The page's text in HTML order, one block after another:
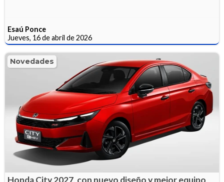
Esaú Ponce
Jueves, 16 de abril de 2026
Novedades